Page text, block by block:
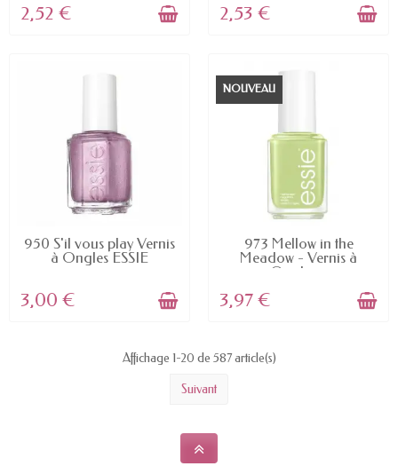
2,52 € 2,53 €
EN STOCK
950 S'il vous play Vernis
à Ongles ESSIE
3,00 €
NOUVEAU
EN STOCK
973 Mellow in the
Meadow - Vernis à
Ongles...
3,97 €
Affichage 1-20 de 587 article(s)
Suivant